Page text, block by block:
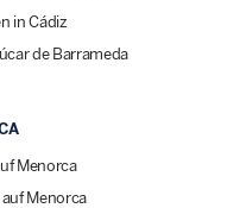
in Cádiz
de Barrameda
Menorca
Menorca